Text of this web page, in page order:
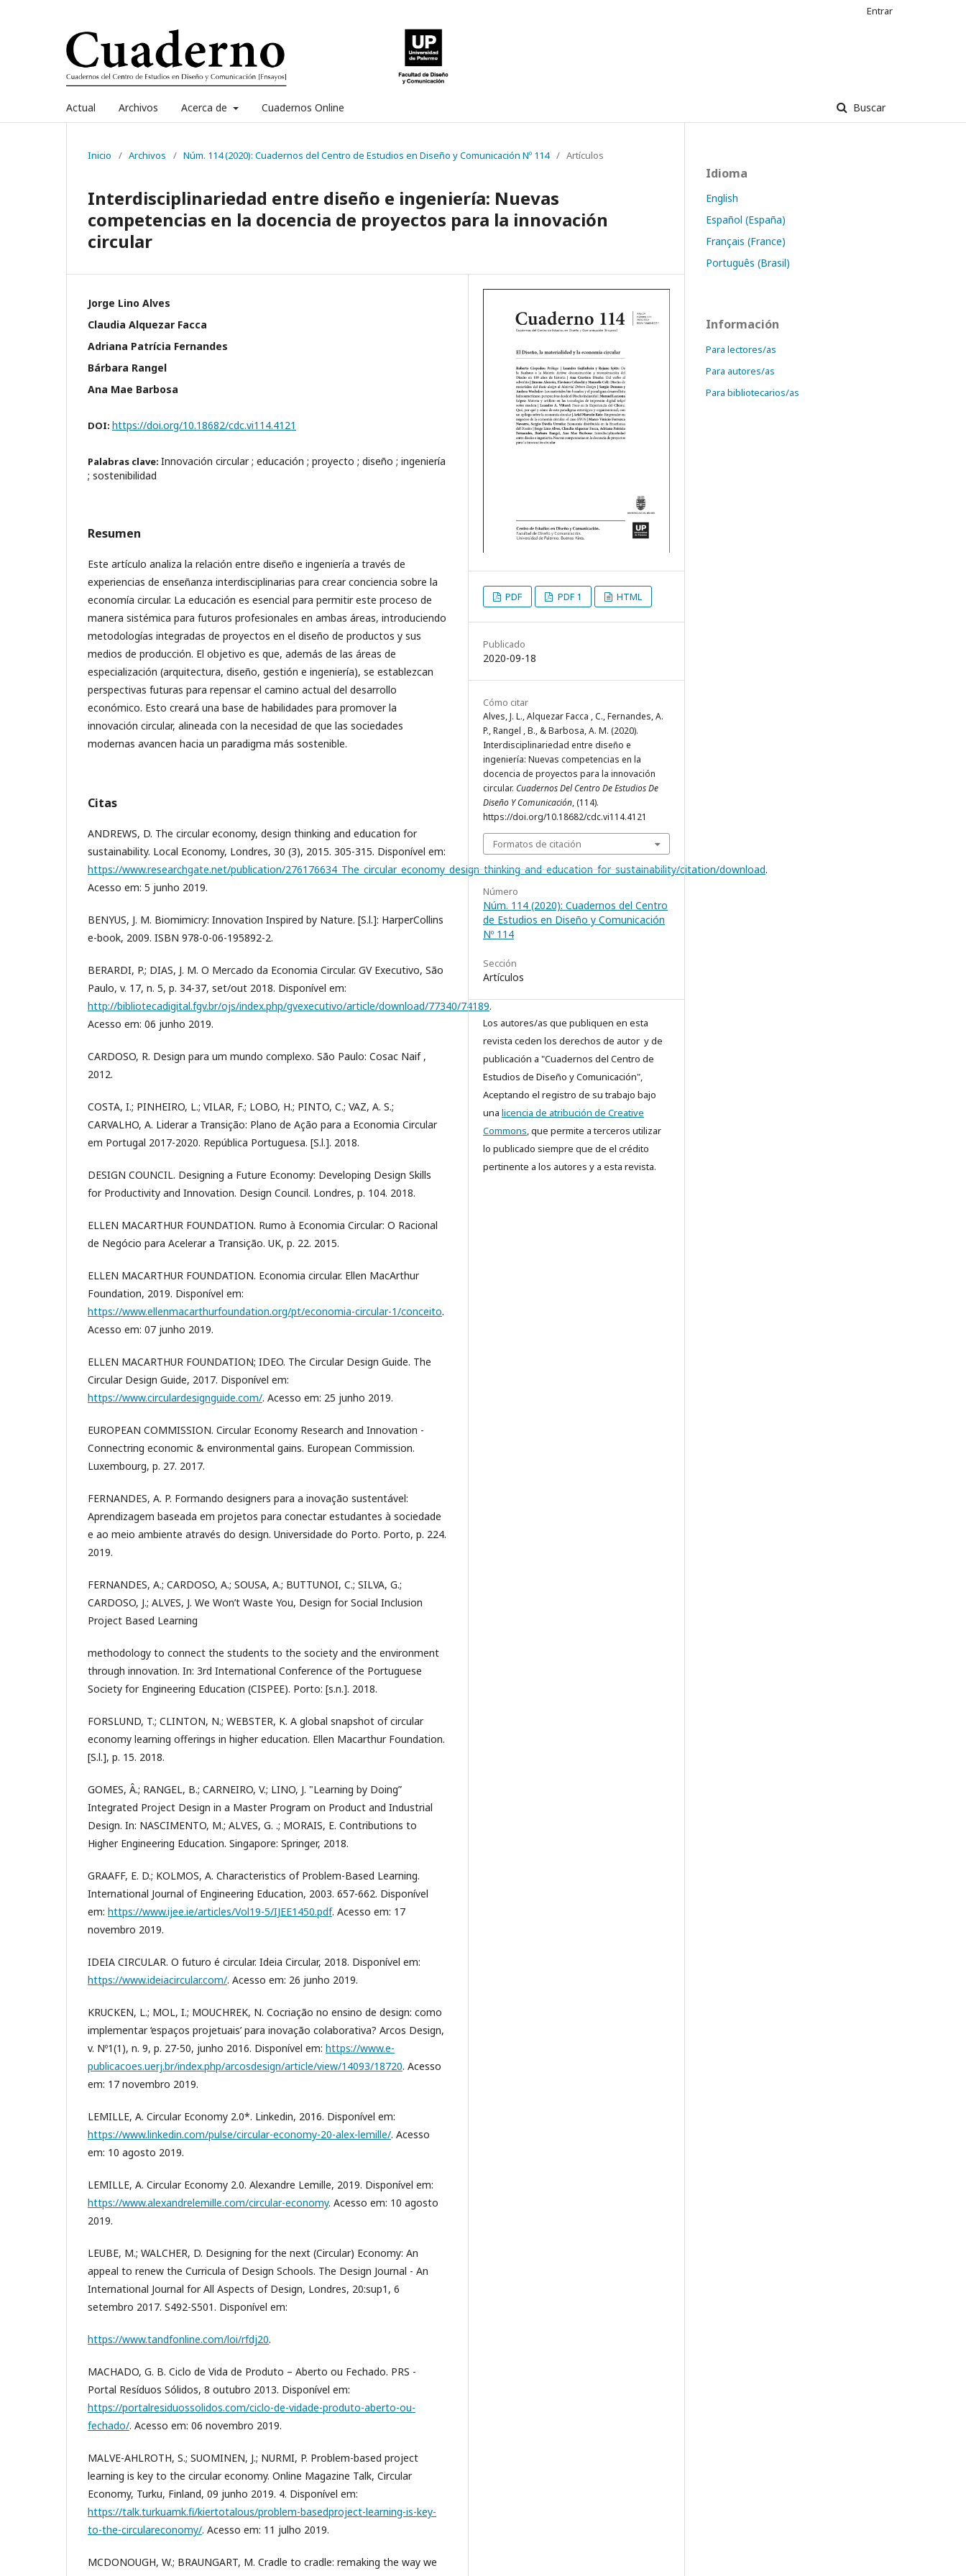
Actual Archivos Acerca de Cuadernos Online Buscar
Entrar
Inicio / Archivos / Núm. 114 (2020): Cuadernos del Centro de Estudios en Diseño y Comunicación Nº 114 / Artículos
Interdisciplinariedad entre diseño e ingeniería: Nuevas
competencias en la docencia de proyectos para la innovación
circular
Jorge Lino Alves
Claudia Alquezar Facca
Adriana Patrícia Fernandes
Bárbara Rangel
Ana Mae Barbosa
DOI: https://doi.org/10.18682/cdc.vi114.4121
Palabras clave: Innovación circular ; educación ; proyecto ; diseño ; ingeniería
; sostenibilidad
Resumen
Este artículo analiza la relación entre diseño e ingeniería a través de
experiencias de enseñanza interdisciplinarias para crear conciencia sobre la
economía circular. La educación es esencial para permitir este proceso de
manera sistémica para futuros profesionales en ambas áreas, introduciendo
metodologías integradas de proyectos en el diseño de productos y sus
medios de producción. El objetivo es que, además de las áreas de
especialización (arquitectura, diseño, gestión e ingeniería), se establezcan
perspectivas futuras para repensar el camino actual del desarrollo
económico. Esto creará una base de habilidades para promover la
innovación circular, alineada con la necesidad de que las sociedades
modernas avancen hacia un paradigma más sostenible.
Citas
ANDREWS, D. The circular economy, design thinking and education for
sustainability. Local Economy, Londres, 30 (3), 2015. 305-315. Disponível em:
https://www.researchgate.net/publication/276176634_The_circular_economy_design_thinking_and_education_for_sustainability/citation/download.
Acesso em: 5 junho 2019.
BENYUS, J. M. Biomimicry: Innovation Inspired by Nature. [S.l.]: HarperCollins
e-book, 2009. ISBN 978-0-06-195892-2.
BERARDI, P.; DIAS, J. M. O Mercado da Economia Circular. GV Executivo, São
Paulo, v. 17, n. 5, p. 34-37, set/out 2018. Disponível em:
http://bibliotecadigital.fgv.br/ojs/index.php/gvexecutivo/article/download/77340/74189.
Acesso em: 06 junho 2019.
CARDOSO, R. Design para um mundo complexo. São Paulo: Cosac Naif ,
2012.
COSTA, I.; PINHEIRO, L.; VILAR, F.; LOBO, H.; PINTO, C.; VAZ, A. S.;
CARVALHO, A. Liderar a Transição: Plano de Ação para a Economia Circular
em Portugal 2017-2020. República Portuguesa. [S.l.]. 2018.
DESIGN COUNCIL. Designing a Future Economy: Developing Design Skills
for Productivity and Innovation. Design Council. Londres, p. 104. 2018.
ELLEN MACARTHUR FOUNDATION. Rumo à Economia Circular: O Racional
de Negócio para Acelerar a Transição. UK, p. 22. 2015.
ELLEN MACARTHUR FOUNDATION. Economia circular. Ellen MacArthur
Foundation, 2019. Disponível em:
https://www.ellenmacarthurfoundation.org/pt/economia-circular-1/conceito.
Acesso em: 07 junho 2019.
ELLEN MACARTHUR FOUNDATION; IDEO. The Circular Design Guide. The
Circular Design Guide, 2017. Disponível em:
https://www.circulardesignguide.com/. Acesso em: 25 junho 2019.
EUROPEAN COMMISSION. Circular Economy Research and Innovation -
Connectring economic & environmental gains. European Commission.
Luxembourg, p. 27. 2017.
FERNANDES, A. P. Formando designers para a inovação sustentável:
Aprendizagem baseada em projetos para conectar estudantes à sociedade
e ao meio ambiente através do design. Universidade do Porto. Porto, p. 224.
2019.
FERNANDES, A.; CARDOSO, A.; SOUSA, A.; BUTTUNOI, C.; SILVA, G.;
CARDOSO, J.; ALVES, J. We Won’t Waste You, Design for Social Inclusion
Project Based Learning
methodology to connect the students to the society and the environment
through innovation. In: 3rd International Conference of the Portuguese
Society for Engineering Education (CISPEE). Porto: [s.n.]. 2018.
FORSLUND, T.; CLINTON, N.; WEBSTER, K. A global snapshot of circular
economy learning offerings in higher education. Ellen Macarthur Foundation.
[S.l.], p. 15. 2018.
GOMES, Â.; RANGEL, B.; CARNEIRO, V.; LINO, J. "Learning by Doing”
Integrated Project Design in a Master Program on Product and Industrial
Design. In: NASCIMENTO, M.; ALVES, G. .; MORAIS, E. Contributions to
Higher Engineering Education. Singapore: Springer, 2018.
GRAAFF, E. D.; KOLMOS, A. Characteristics of Problem-Based Learning.
International Journal of Engineering Education, 2003. 657-662. Disponível
em: https://www.ijee.ie/articles/Vol19-5/IJEE1450.pdf. Acesso em: 17
novembro 2019.
IDEIA CIRCULAR. O futuro é circular. Ideia Circular, 2018. Disponível em:
https://www.ideiacircular.com/. Acesso em: 26 junho 2019.
KRUCKEN, L.; MOL, I.; MOUCHREK, N. Cocriação no ensino de design: como
implementar ‘espaços projetuais’ para inovação colaborativa? Arcos Design,
v. Nº1(1), n. 9, p. 27-50, junho 2016. Disponível em: https://www.e-
publicacoes.uerj.br/index.php/arcosdesign/article/view/14093/18720. Acesso
em: 17 novembro 2019.
LEMILLE, A. Circular Economy 2.0*. Linkedin, 2016. Disponível em:
https://www.linkedin.com/pulse/circular-economy-20-alex-lemille/. Acesso
em: 10 agosto 2019.
LEMILLE, A. Circular Economy 2.0. Alexandre Lemille, 2019. Disponível em:
https://www.alexandrelemille.com/circular-economy. Acesso em: 10 agosto
2019.
LEUBE, M.; WALCHER, D. Designing for the next (Circular) Economy: An
appeal to renew the Curricula of Design Schools. The Design Journal - An
International Journal for All Aspects of Design, Londres, 20:sup1, 6
setembro 2017. S492-S501. Disponível em:
https://www.tandfonline.com/loi/rfdj20.
MACHADO, G. B. Ciclo de Vida de Produto – Aberto ou Fechado. PRS -
Portal Resíduos Sólidos, 8 outubro 2013. Disponível em:
https://portalresiduossolidos.com/ciclo-de-vidade-produto-aberto-ou-
fechado/. Acesso em: 06 novembro 2019.
MALVE-AHLROTH, S.; SUOMINEN, J.; NURMI, P. Problem-based project
learning is key to the circular economy. Online Magazine Talk, Circular
Economy, Turku, Finland, 09 junho 2019. 4. Disponível em:
https://talk.turkuamk.fi/kiertotalous/problem-basedproject-learning-is-key-
to-the-circulareconomy/. Acesso em: 11 julho 2019.
MCDONOUGH, W.; BRAUNGART, M. Cradle to cradle: remaking the way we
PDF PDF 1 HTML
Publicado
2020-09-18
Cómo citar
Alves, J. L., Alquezar Facca , C., Fernandes, A.
P., Rangel , B., & Barbosa, A. M. (2020).
Interdisciplinariedad entre diseño e
ingeniería: Nuevas competencias en la
docencia de proyectos para la innovación
circular. Cuadernos Del Centro De Estudios De
Diseño Y Comunicación, (114).
https://doi.org/10.18682/cdc.vi114.4121
Formatos de citación
Número
Núm. 114 (2020): Cuadernos del Centro
de Estudios en Diseño y Comunicación
Nº 114
Sección
Artículos
Los autores/as que publiquen en esta
revista ceden los derechos de autor y de
publicación a "Cuadernos del Centro de
Estudios de Diseño y Comunicación",
Aceptando el registro de su trabajo bajo
una licencia de atribución de Creative
Commons, que permite a terceros utilizar
lo publicado siempre que de el crédito
pertinente a los autores y a esta revista.
Idioma
English
Español (España)
Français (France)
Português (Brasil)
Información
Para lectores/as
Para autores/as
Para bibliotecarios/as